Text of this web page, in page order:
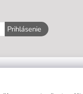
Prihlásenie